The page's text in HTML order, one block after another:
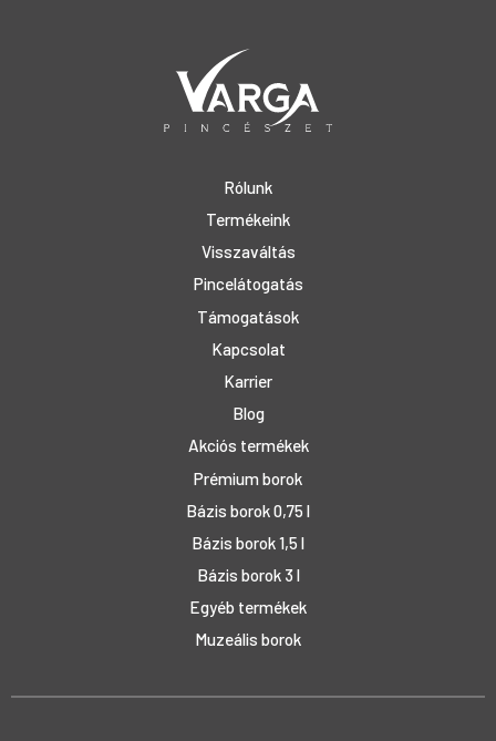
Rólunk
Termékeink
Visszaváltás
Pincelátogatás
Támogatások
Kapcsolat
Karrier
Blog
Akciós termékek
Prémium borok
Bázis borok 0,75 l
Bázis borok 1,5 l
Bázis borok 3 l
Egyéb termékek
Muzeális borok